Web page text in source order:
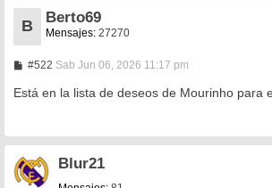
B
Berto69
Mensajes: 27270
#522M
n
e
Sab Jun 06, 2026 11:17 pm
Está en la lista de deseos de Mourinho para
Blur21